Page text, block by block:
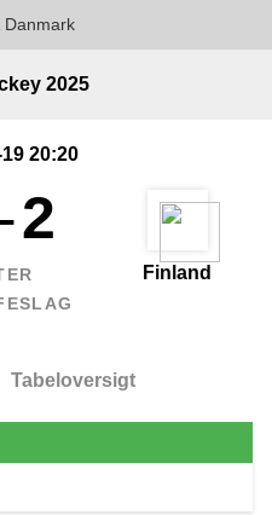
Danmark
Finland
2025
20:20
-2
Tabeloversigt